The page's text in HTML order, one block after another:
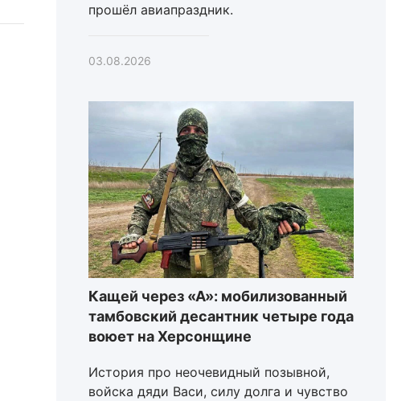
прошёл авиапраздник.
03.08.2026
Кащей через «А»: мобилизованный
тамбовский десантник четыре года
воюет на Херсонщине
История про неочевидный позывной,
войска дяди Васи, силу долга и чувство